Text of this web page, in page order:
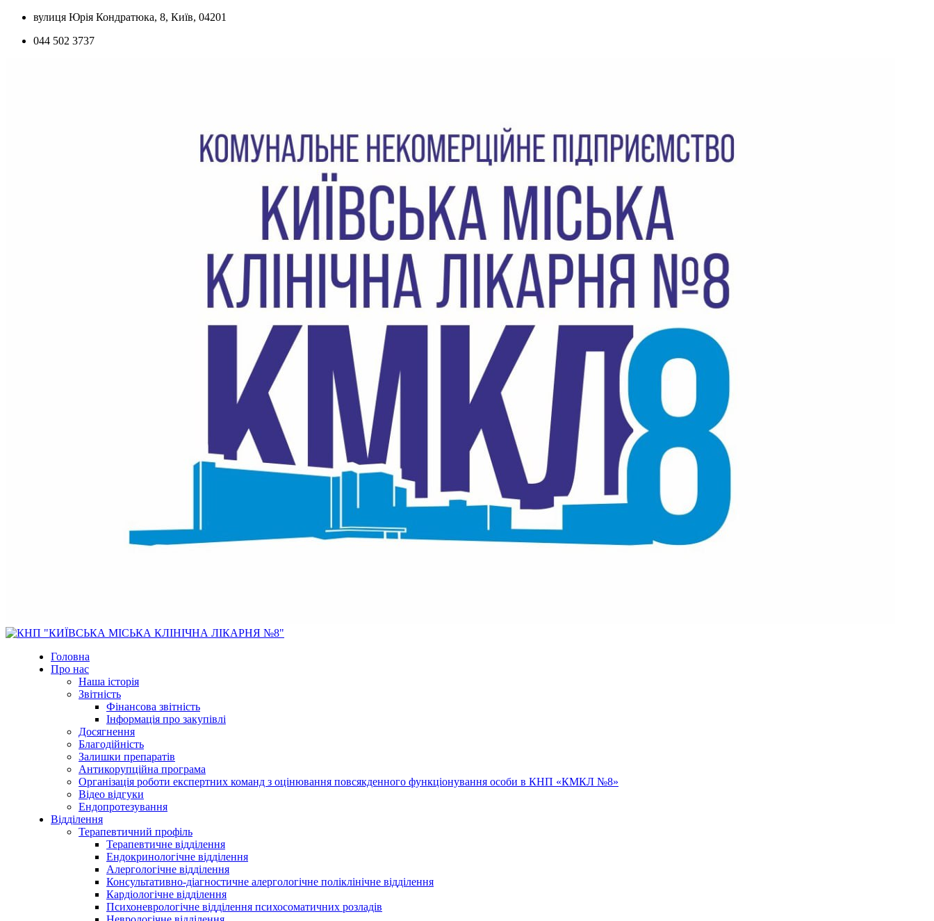
Skip
content
вулиця Юрія Кондратюка, 8, Київ, 04201
044 502 3737
Головна
Про нас
Наша історія
Звітність
Фінансова звітність
Інформація про закупівлі
Досягнення
Благодійність
Залишки препаратів
Антикорупційна програма
Організація роботи експертних команд з оцінювання повсякденного функціонування особи в КНП «КМКЛ №8»
Відео відгуки
Ендопротезування
Відділення
Терапевтичний профіль
Терапевтичне відділення
Ендокринологічне відділення
Алергологічне відділення
Консультативно-діагностичне алергологічне поліклінічне відділення
Кардіологічне відділення
Психоневрологічне відділення психосоматичних розладів